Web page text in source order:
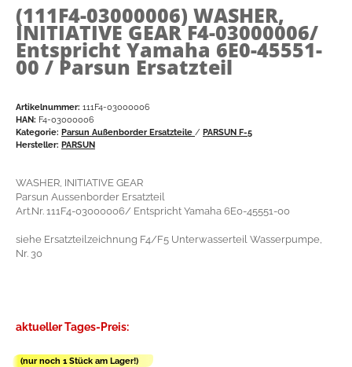
(111F4-03000006) WASHER,
INITIATIVE GEAR F4-03000006/
Entspricht Yamaha 6E0-45551-
00 / Parsun Ersatzteil
Artikelnummer: 111F4-03000006
HAN: F4-03000006
Kategorie: Parsun Außenborder Ersatzteile / PARSUN F-5
Hersteller: PARSUN
WASHER, INITIATIVE GEAR
Parsun Aussenborder Ersatzteil
Art.Nr. 111F4-03000006/ Entspricht Yamaha 6E0-45551-00
siehe Ersatzteilzeichnung F4/F5 Unterwasserteil Wasserpumpe,
Nr. 30
aktueller Tages-Preis:
(nur noch 1 Stück am Lager!)